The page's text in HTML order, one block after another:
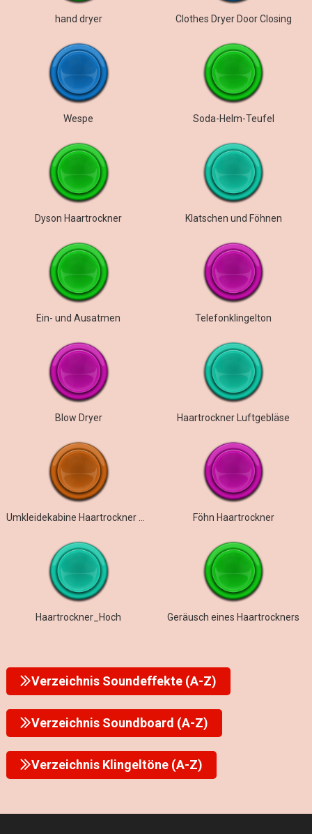
hand dryer Clothes Dryer Door Closing
Wespe Soda-Helm-Teufel
Dyson Haartrockner Klatschen und Föhnen
Ein- und Ausatmen Telefonklingelton
Blow Dryer Haartrockner Luftgebläse
Föhn Haartrockner
Haartrockner_Hoch Geräusch eines Haartrockners
Verzeichnis Soundeffekte (A-Z)
Verzeichnis Soundboard (A-Z)
Verzeichnis Klingeltöne (A-Z)